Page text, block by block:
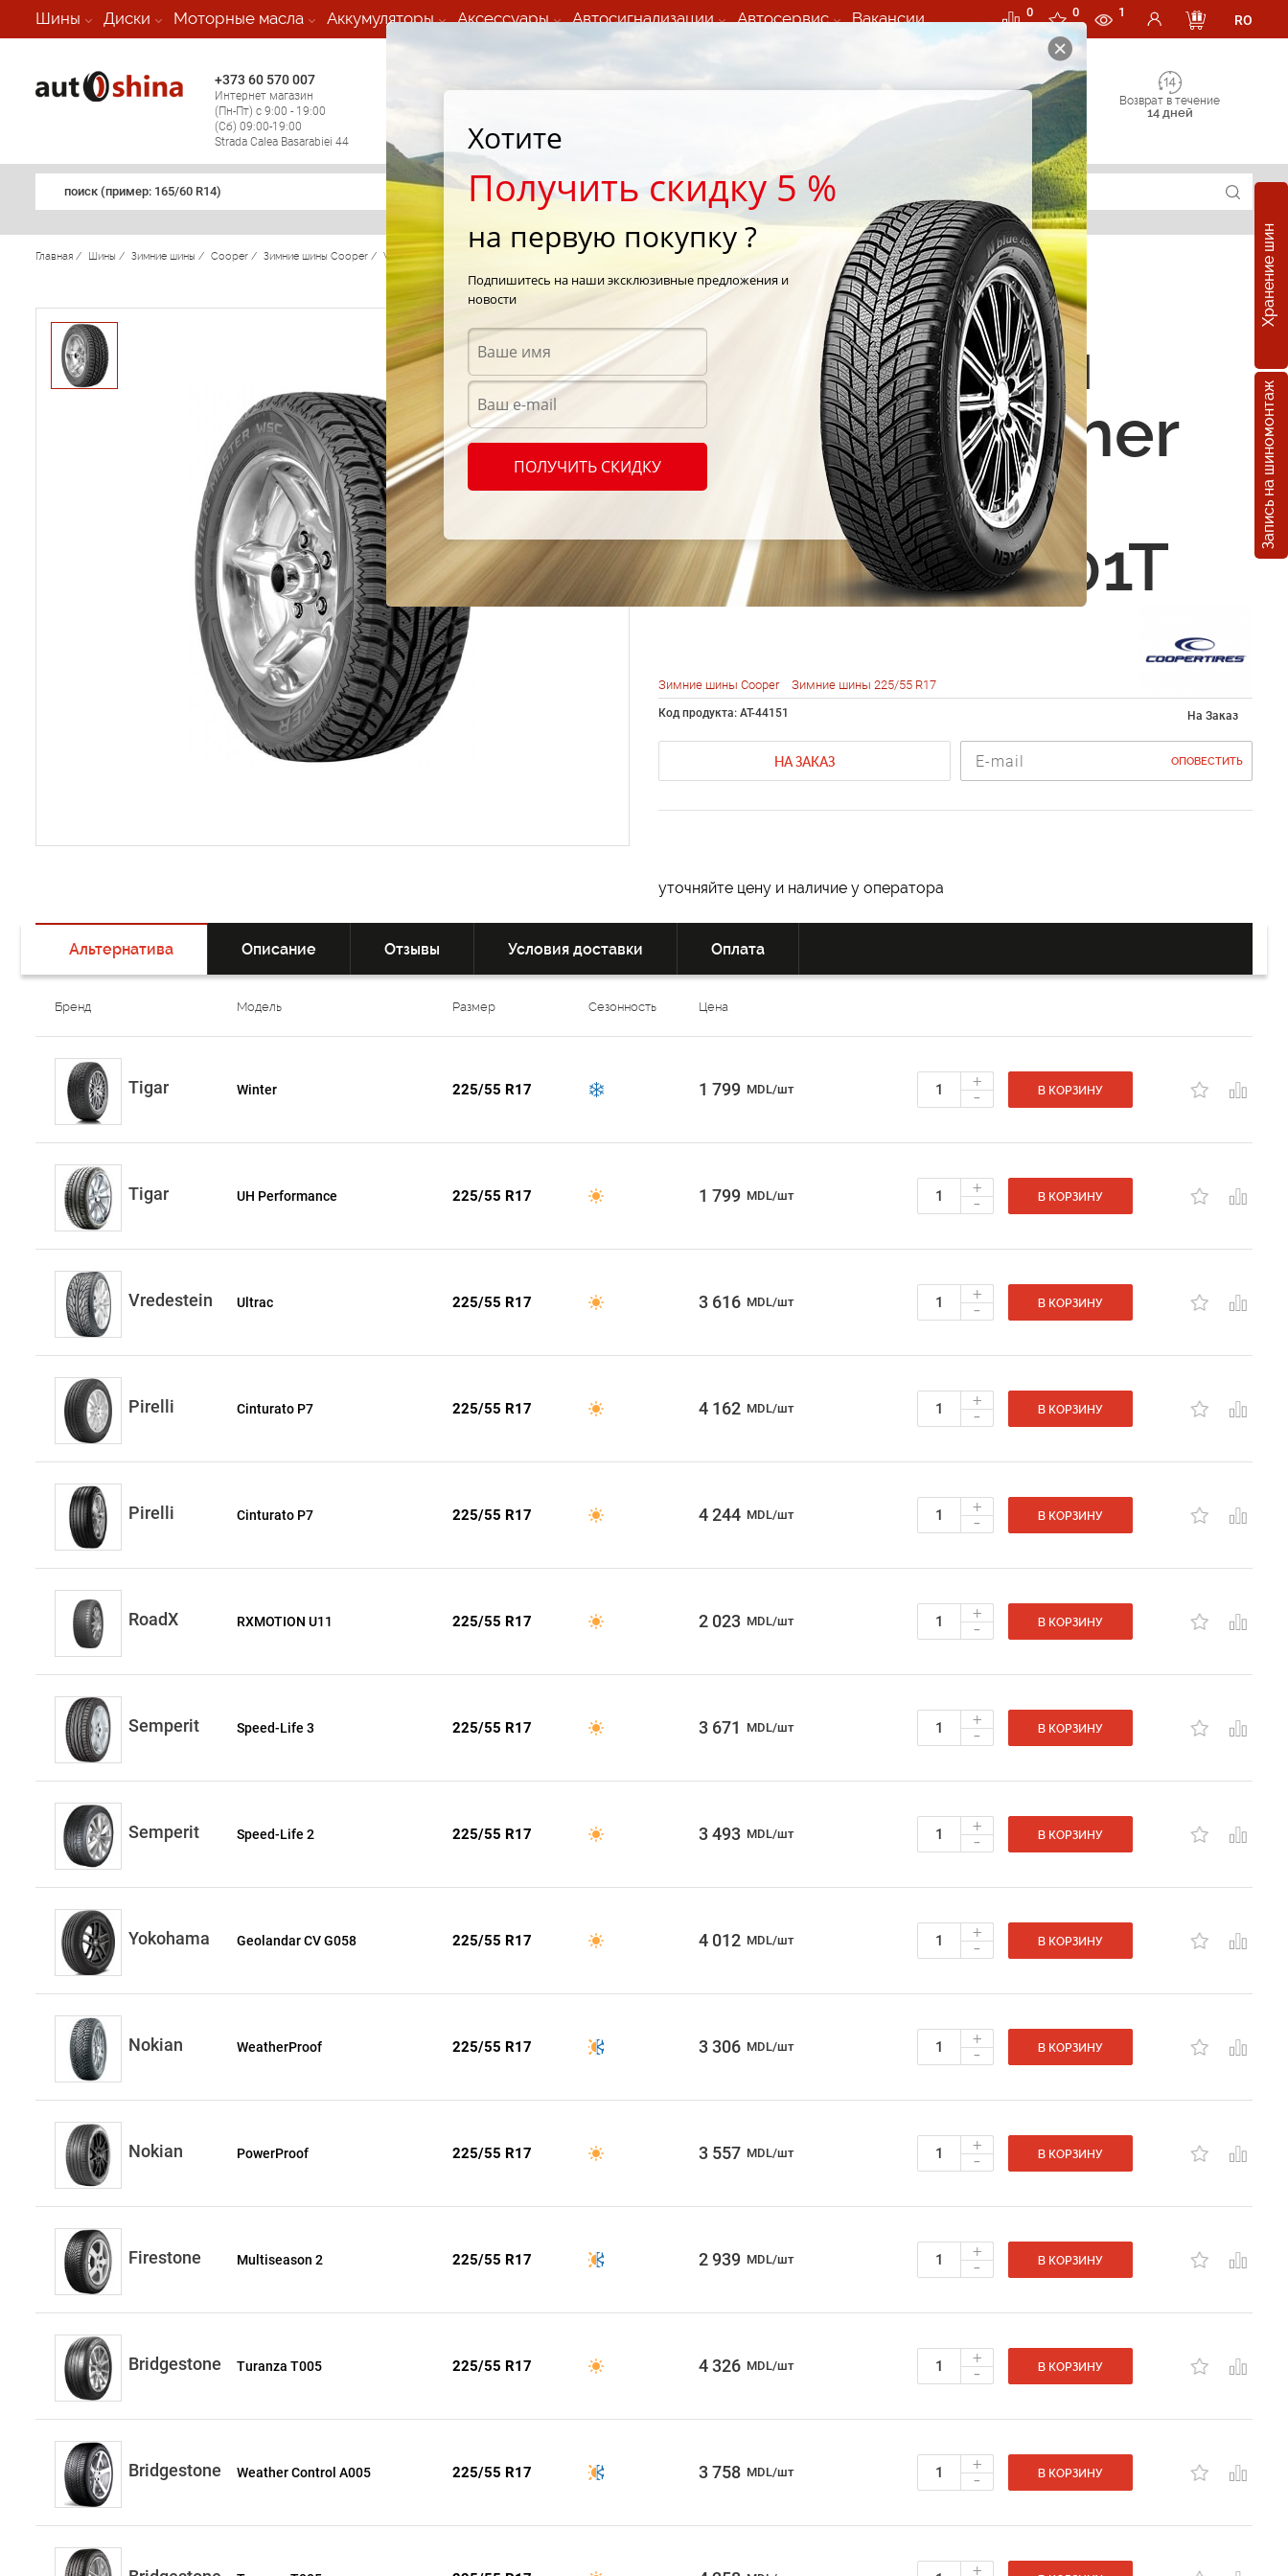
Шины Диски Моторные масла Аккумуляторы Аксессуары Автосигнализации Автосервис Вакансии 0 0 1
RO
+373 60 570 007
Интернет магазин
(Пн-Пт) с 9:00 - 19:00
(Сб) 09:00-19:00
Strada Calea Basarabiei 44
Мобильный шиномонтаж 24/7
Возврат в течение
14 дней
поиск (примеp: 165/60 R14)
Хранение шин
Запись на шиномонтаж
Главная / Шины / Зимние шины / Cooper / Зимние шины Cooper / Weather Master WSC Cooper Weather Master WSC 225/55 R17 101T
Зимние шины
Cooper Weather
Master WSC
225/55 R17 101T
Зимние шины Cooper Зимние шины 225/55 R17
Код продукта: AT-44151 На Заказ
НА ЗАКАЗ ОПОВЕСТИТЬ
уточняйте цену и наличие у оператора
Альтернатива Описание Отзывы Условия доставки Оплата
Бренд Модель Размер Сезонность Цена
Tigar Winter 225/55 R17 1 799 MDL/шт +
- В КОРЗИНУ
Tigar UH Performance 225/55 R17 1 799 MDL/шт +
- В КОРЗИНУ
Vredestein Ultrac 225/55 R17 3 616 MDL/шт +
- В КОРЗИНУ
Pirelli Cinturato P7 225/55 R17 4 162 MDL/шт +
- В КОРЗИНУ
Pirelli Cinturato P7 225/55 R17 4 244 MDL/шт +
- В КОРЗИНУ
RoadX RXMOTION U11 225/55 R17 2 023 MDL/шт +
- В КОРЗИНУ
Semperit Speed-Life 3 225/55 R17 3 671 MDL/шт +
- В КОРЗИНУ
Semperit Speed-Life 2 225/55 R17 3 493 MDL/шт +
- В КОРЗИНУ
Yokohama Geolandar CV G058 225/55 R17 4 012 MDL/шт +
- В КОРЗИНУ
Nokian WeatherProof 225/55 R17 3 306 MDL/шт +
- В КОРЗИНУ
Nokian PowerProof 225/55 R17 3 557 MDL/шт +
- В КОРЗИНУ
Firestone Multiseason 2 225/55 R17 2 939 MDL/шт +
- В КОРЗИНУ
Bridgestone Turanza T005 225/55 R17 4 326 MDL/шт +
- В КОРЗИНУ
Bridgestone Weather Control A005 225/55 R17 3 758 MDL/шт +
- В КОРЗИНУ
+
Хотите
Получить скидку 5 %
на первую покупку ?
Подпишитесь на наши эксклюзивные предложения и
новости
ПОЛУЧИТЬ СКИДКУ